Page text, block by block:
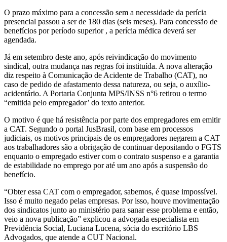
O prazo máximo para a concessão sem a necessidade da perícia
presencial passou a ser de 180 dias (seis meses). Para concessão de
benefícios por período superior , a perícia médica deverá ser
agendada.
Já em setembro deste ano, após reivindicação do movimento
sindical, outra mudança nas regras foi instituída. A nova alteração
diz respeito à Comunicação de Acidente de Trabalho (CAT), no
caso de pedido de afastamento dessa natureza, ou seja, o auxílio-
acidentário. A Portaria Conjunta MPS/INSS n°6 retirou o termo
“emitida pelo empregador’ do texto anterior.
O motivo é que há resistência por parte dos empregadores em emitir
a CAT. Segundo o portal JusBrasil, com base em processos
judiciais, os motivos principais de os empregadores negarem a CAT
aos trabalhadores são a obrigação de continuar depositando o FGTS
enquanto o empregado estiver com o contrato suspenso e a garantia
de estabilidade no emprego por até um ano após a suspensão do
benefício.
“Obter essa CAT com o empregador, sabemos, é quase impossível.
Isso é muito negado pelas empresas. Por isso, houve movimentação
dos sindicatos junto ao ministério para sanar esse problema e então,
veio a nova publicação” explicou a advogada especialista em
Previdência Social, Luciana Lucena, sócia do escritório LBS
Advogados, que atende a CUT Nacional.